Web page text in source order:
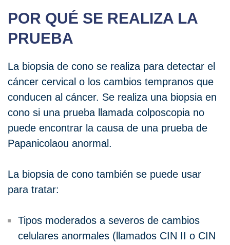
POR QUÉ SE REALIZA LA
PRUEBA
La biopsia de cono se realiza para detectar el
cáncer cervical o los cambios tempranos que
conducen al cáncer. Se realiza una biopsia en
cono si una prueba llamada colposcopia no
puede encontrar la causa de una prueba de
Papanicolaou anormal.
La biopsia de cono también se puede usar
para tratar:
Tipos moderados a severos de cambios
celulares anormales (llamados CIN II o CIN